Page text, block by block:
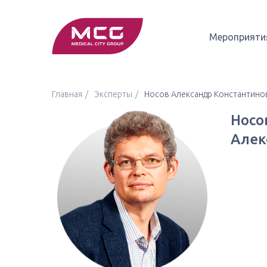
Главная Эксперты Носов Александр